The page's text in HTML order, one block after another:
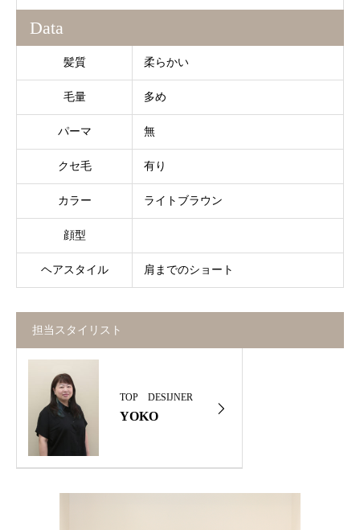
Data
髪質 柔らかい
毛量 多め
パーマ 無
クセ毛 有り
カラー ライトブラウン
顔型
ヘアスタイル 肩までのショート
担当スタイリスト
TOP DESIJNER
YOKO